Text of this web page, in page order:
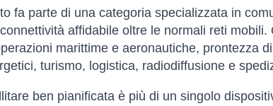
fa parte di una categoria specializzata in
affidabile oltre le normali reti
marittime e aeronautiche, prontezza
turismo, logistica, radiodiffusione e
ben pianificata è più di un singolo